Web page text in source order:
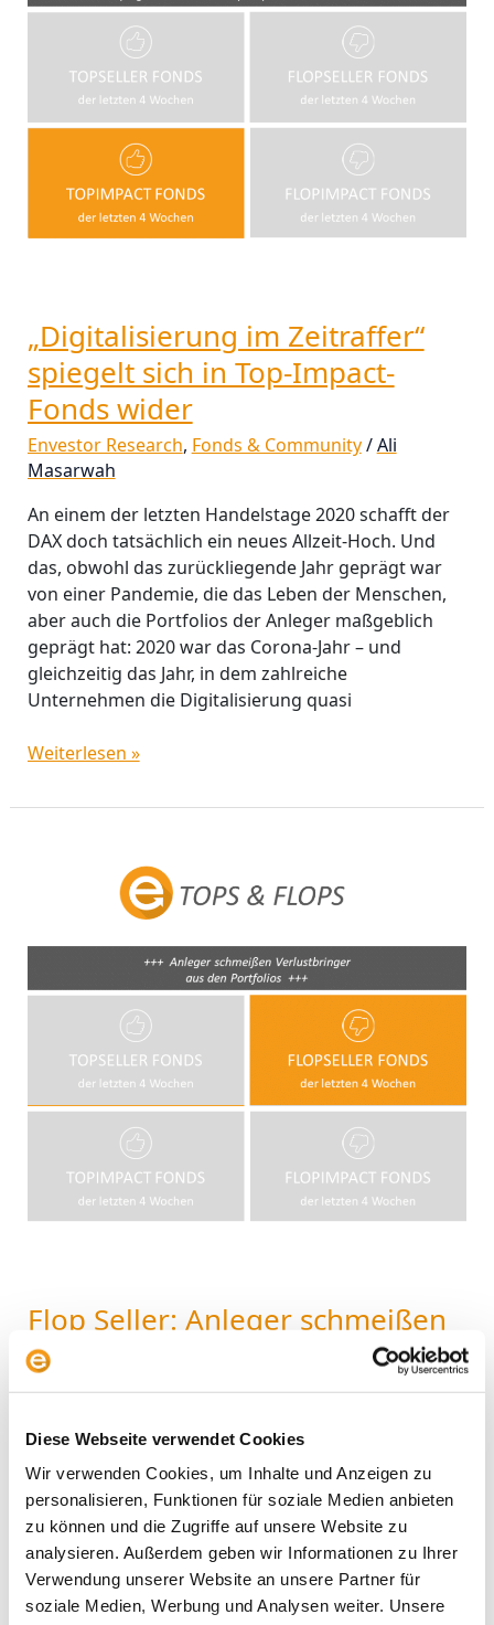
Diese Webseite verwendet Cookies
Wir verwenden Cookies, um Inhalte und Anzeigen zu
personalisieren, Funktionen für soziale Medien anbieten
zu können und die Zugriffe auf unsere Website zu
analysieren. Außerdem geben wir Informationen zu Ihrer
Verwendung unserer Website an unsere Partner für
soziale Medien, Werbung und Analysen weiter. Unsere
„Digitalisierung im Zeitraffer“
spiegelt sich in Top-Impact-
Fonds wider
Envestor Research, Fonds & Community/Ali
Masarwah
An einem der letzten Handelstage 2020 schafft der
DAX doch tatsächlich ein neues Allzeit-Hoch. Und
das, obwohl das zurückliegende Jahr geprägt war
von einer Pandemie, die das Leben der Menschen,
aber auch die Portfolios der Anleger maßgeblich
geprägt hat: 2020 war das Corona-Jahr – und
gleichzeitig das Jahr, in dem zahlreiche
Unternehmen die Digitalisierung quasi
Fonds
Weiterlesen »
Flop Seller: Anleger schmeißen
Verlustbringer aus den
Portfolios
Envestor Research Fonds & Community
Jetzt ist Schluss mit lustig. Das scheint zumindest die
Devise vieler Envestoren zu sein. Sie haben
offensichtlich die Performance der Fonds in ihren
Portfolios mit der allgemeine Marktentwicklung
verglichen und entschieden, Verlustbringer zum
Verlustbringer